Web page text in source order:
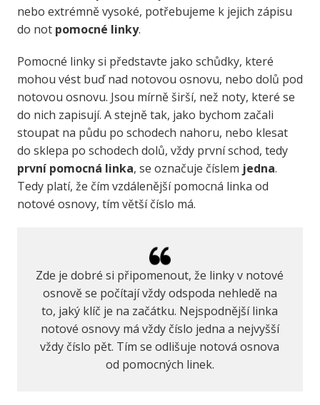
nebo extrémně vysoké, potřebujeme k jejich zápisu
do not pomocné linky.
Pomocné linky si představte jako schůdky, které
mohou vést buď nad notovou osnovu, nebo dolů pod
notovou osnovu. Jsou mírně širší, než noty, které se
do nich zapisují. A stejně tak, jako bychom začali
stoupat na půdu po schodech nahoru, nebo klesat
do sklepa po schodech dolů, vždy první schod, tedy
první pomocná linka, se označuje číslem jedna.
Tedy platí, že čím vzdálenější pomocná linka od
notové osnovy, tím větší číslo má.
Zde je dobré si připomenout, že linky v notové
osnově se počítají vždy odspoda nehledě na
to, jaký klíč je na začátku. Nejspodnější linka
notové osnovy má vždy číslo jedna a nejvyšší
vždy číslo pět. Tím se odlišuje notová osnova
od pomocných linek.